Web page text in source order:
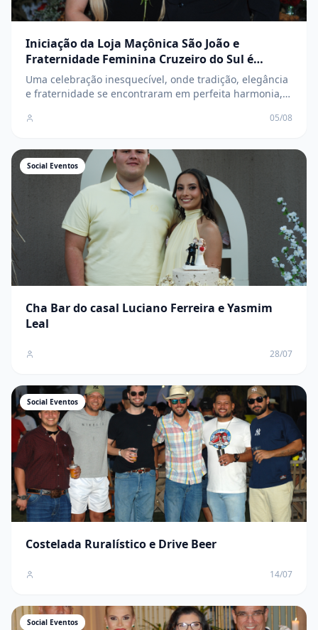
Iniciação da Loja Maçônica São João e
Fraternidade Feminina Cruzeiro do Sul é
marcada por elegância, tradição e
confraternização
Uma celebração inesquecível, onde tradição, elegância
e fraternidade se encontraram em perfeita harmonia,
caminhada para os novos membros
05/08
Social Eventos
Cha Bar do casal Luciano Ferreira e Yasmim
Leal
28/07
Social Eventos
Costelada Ruralístico e Drive Beer
14/07
Social Eventos